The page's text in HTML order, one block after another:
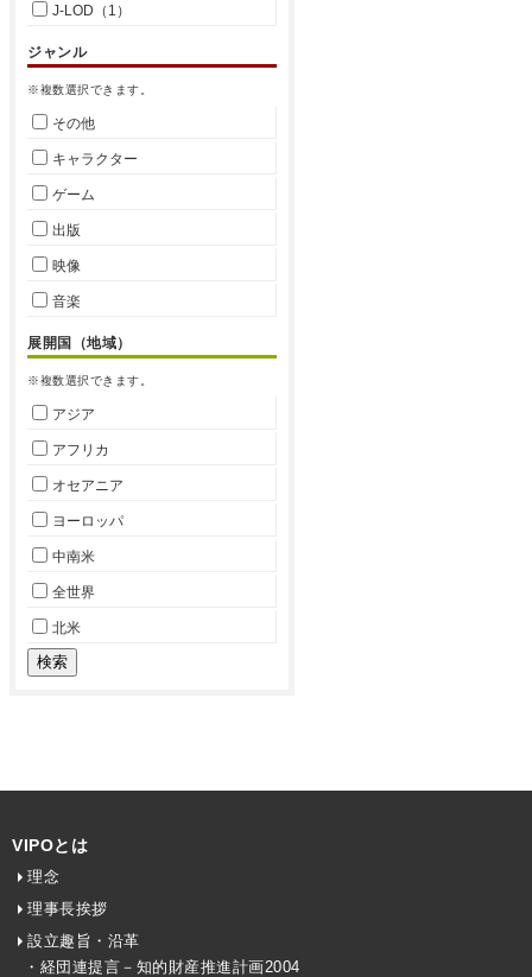
J-LOD（1）
ジャンル
※複数選択できます。
その他
キャラクター
ゲーム
出版
映像
音楽
展開国（地域）
※複数選択できます。
アジア
アフリカ
オセアニア
ヨーロッパ
中南米
全世界
北米
VIPOとは
理念
理事長挨拶
設立趣旨・沿革
・経団連提言－知的財産推進計画2004